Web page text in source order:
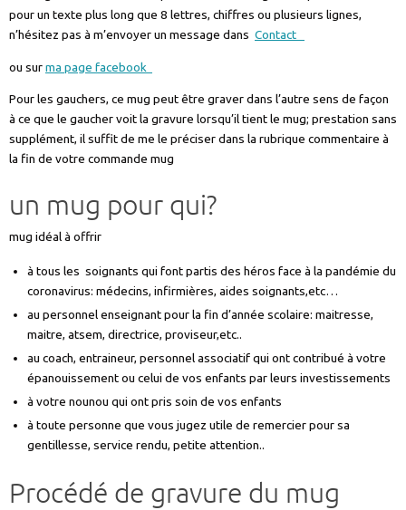
pour un texte plus long que 8 lettres, chiffres ou plusieurs lignes,
n’hésitez pas à m’envoyer un message dans Contact
ou surma page facebook
Pour les gauchers, ce mug peut être graver dans l’autre sens de façon
à ce que le gaucher voit la gravure lorsqu’il tient le mug; prestation sans
supplément, il suffit de me le préciser dans la rubrique commentaire à
la fin de votre commande mug
un mug pour qui?
mug idéal à offrir
à tous les soignants qui font partis des héros face à la pandémie du
coronavirus: médecins, infirmières, aides soignants,etc…
au personnel enseignant pour la fin d’année scolaire: maitresse,
maitre, atsem, directrice, proviseur,etc..
au coach, entraineur, personnel associatif qui ont contribué à votre
épanouissement ou celui de vos enfants par leurs investissements
à votre nounou qui ont pris soin de vos enfants
à toute personne que vous jugez utile de remercier pour sa
gentillesse, service rendu, petite attention..
Procédé de gravure du mug